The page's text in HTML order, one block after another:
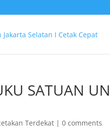
SATUAN
Terdekat |0 comments